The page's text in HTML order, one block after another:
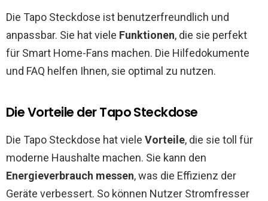
Die Tapo Steckdose ist benutzerfreundlich und
anpassbar. Sie hat viele Funktionen, die sie perfekt
für Smart Home-Fans machen. Die Hilfedokumente
und FAQ helfen Ihnen, sie optimal zu nutzen.
Die Vorteile der Tapo Steckdose
Die Tapo Steckdose hat viele Vorteile, die sie toll für
moderne Haushalte machen. Sie kann den
Energieverbrauch messen, was die Effizienz der
Geräte verbessert. So können Nutzer Stromfresser